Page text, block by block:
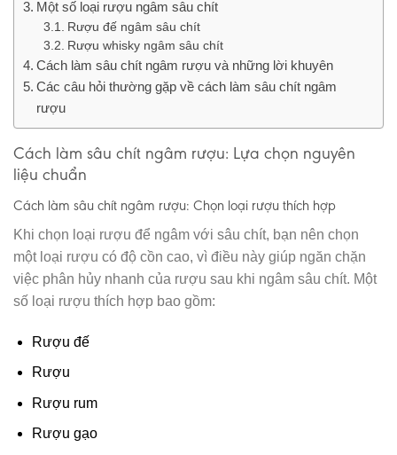
Một số loại rượu ngâm sâu chít
Rượu đế ngâm sâu chít
Rượu whisky ngâm sâu chít
Cách làm sâu chít ngâm rượu và những lời khuyên
Các câu hỏi thường gặp về cách làm sâu chít ngâm
rượu
Cách làm sâu chít ngâm rượu: Lựa chọn nguyên
liệu chuẩn
Cách làm sâu chít ngâm rượu: Chọn loại rượu thích hợp
Khi chọn loại rượu để ngâm với sâu chít, bạn nên chọn
một loại rượu có độ cồn cao, vì điều này giúp ngăn chặn
việc phân hủy nhanh của rượu sau khi ngâm sâu chít. Một
số loại rượu thích hợp bao gồm:
Rượu đế
Rượu
Rượu rum
Rượu gạo